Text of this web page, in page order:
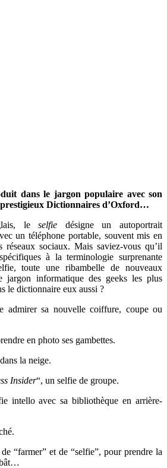
dans le jargon populaire avec son
prestigieux Dictionnaires d’Oxford…
leselfie désigne un autoportrait
un téléphone portable, souvent mis en
sociaux. Mais saviez-vous qu’il
à la terminologie surprenante
toute une ribambelle de nouveaux
jargon informatique des geeks les plus
le dictionnaire eux aussi ?
admirer sa nouvelle coiffure, coupe ou
en photo ses gambettes.
la neige.
Insider“, un selfie de groupe.
intello avec sa bibliothèque en arrière-
“farmer” et de “selfie”, pour prendre la
bât…